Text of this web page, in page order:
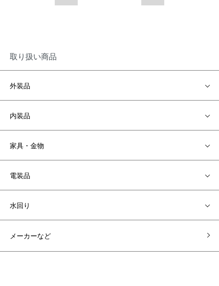
取り扱い商品
外装品
内装品
家具・金物
電装品
水回り
メーカーなど